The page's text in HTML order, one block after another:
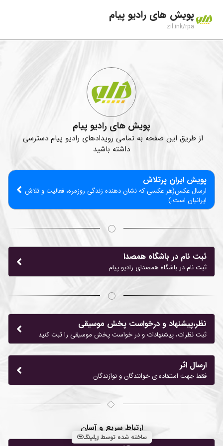
پویش های رادیو پیام
zil.ink/rpa
پویش های رادیو پیام
از طریق این صفحه به تمامی رویدادهای رادیو پیام دسترسی
داشته باشید
پویش ایران پرتلاش
ارسال عکس(هر عکسی که نشان دهنده زندگی روزمره، فعالیت و تلاش
ایرانیان است.)
ثبت نام در باشگاه همصدا
ثبت نام در باشگاه همصدای رادیو پیام
نظر،پیشنهاد و درخواست پخش موسیقی
ثبت نظرات، پیشنهادات و در خواست پخش موسیقی را ثبت کنید
ارسال اثر
فقط جهت استفاده ی خوانندگان و نوازندگان
ارتباط سریع و آسان
ساخته شده توسط